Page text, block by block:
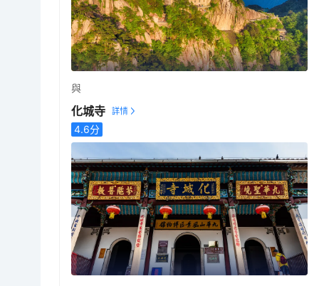
與
化城寺
4.6分